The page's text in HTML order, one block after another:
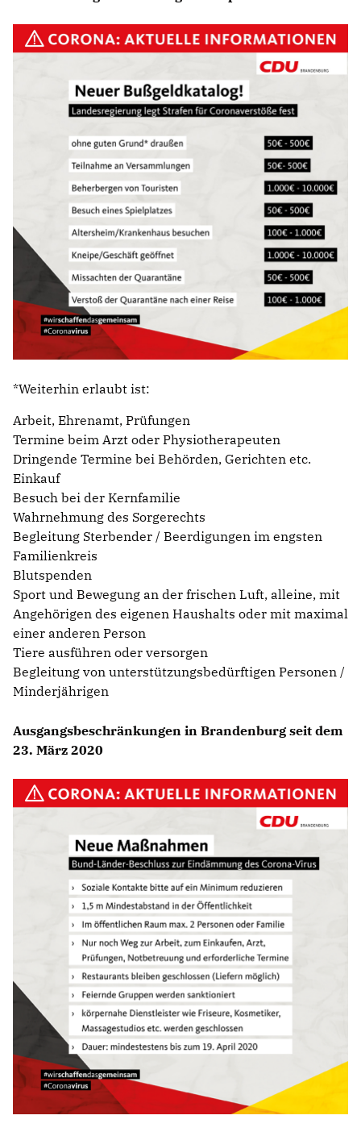
*Weiterhin erlaubt ist:
Arbeit, Ehrenamt, Prüfungen
‍Termine beim Arzt oder Physiotherapeuten
‍Dringende Termine bei Behörden, Gerichten etc.
Einkauf
Besuch bei der Kernfamilie
Wahrnehmung des Sorgerechts
Begleitung Sterbender / Beerdigungen im engsten
Familienkreis
Blutspenden
‍Sport und Bewegung an der frischen Luft, alleine, mit
Angehörigen des eigenen Haushalts oder mit maximal
einer anderen Person
Tiere ausführen oder versorgen
Begleitung von unterstützungsbedürftigen Personen /
Minderjährigen
Ausgangsbeschränkungen in Brandenburg seit dem
23. März 2020